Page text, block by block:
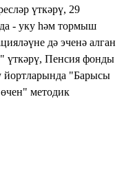
үткәрү, 29
- уку һәм тормыш
дә эченә алган
үткәрү, Пенсия фонды
йортларында "Барысы
методик